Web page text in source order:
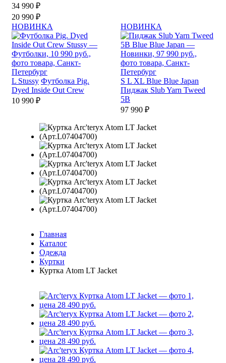
34 990 ₽
20 990 ₽
НОВИНКА
L Stussy Футболка Pig.
Dyed Inside Out Crew
10 990 ₽
НОВИНКА
S L XL Blue Blue Japan
Пиджак Slub Yarn Tweed
5B
97 990 ₽
Главная
Каталог
Одежда
Куртки
Куртка Atom LT Jacket